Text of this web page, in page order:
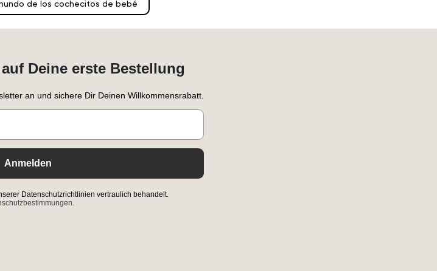
de los cochecitos de bebé
Deine erste Bestellung
an und sichere Dir Deinen Willkommensrabatt.
Anmelden
Datenschutzrichtlinien vertraulich behandelt.